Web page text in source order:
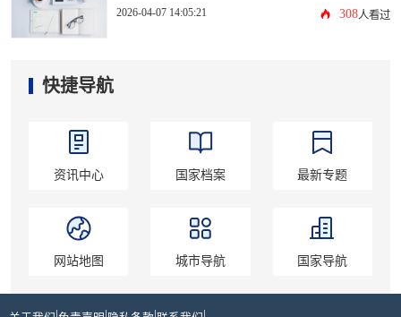
2026-04-07 14:05:21 308人看过
快捷导航
资讯中心 国家档案 最新专题
网站地图 城市导航 国家导航